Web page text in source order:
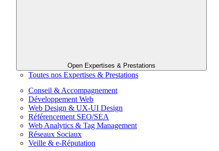
Open Expertises & Prestations
Toutes nos Expertises & Prestations
Conseil & Accompagnement
Développement Web
Web Design & UX-UI Design
Référencement SEO/SEA
Web Analytics & Tag Management
Réseaux Sociaux
Veille & e-Réputation